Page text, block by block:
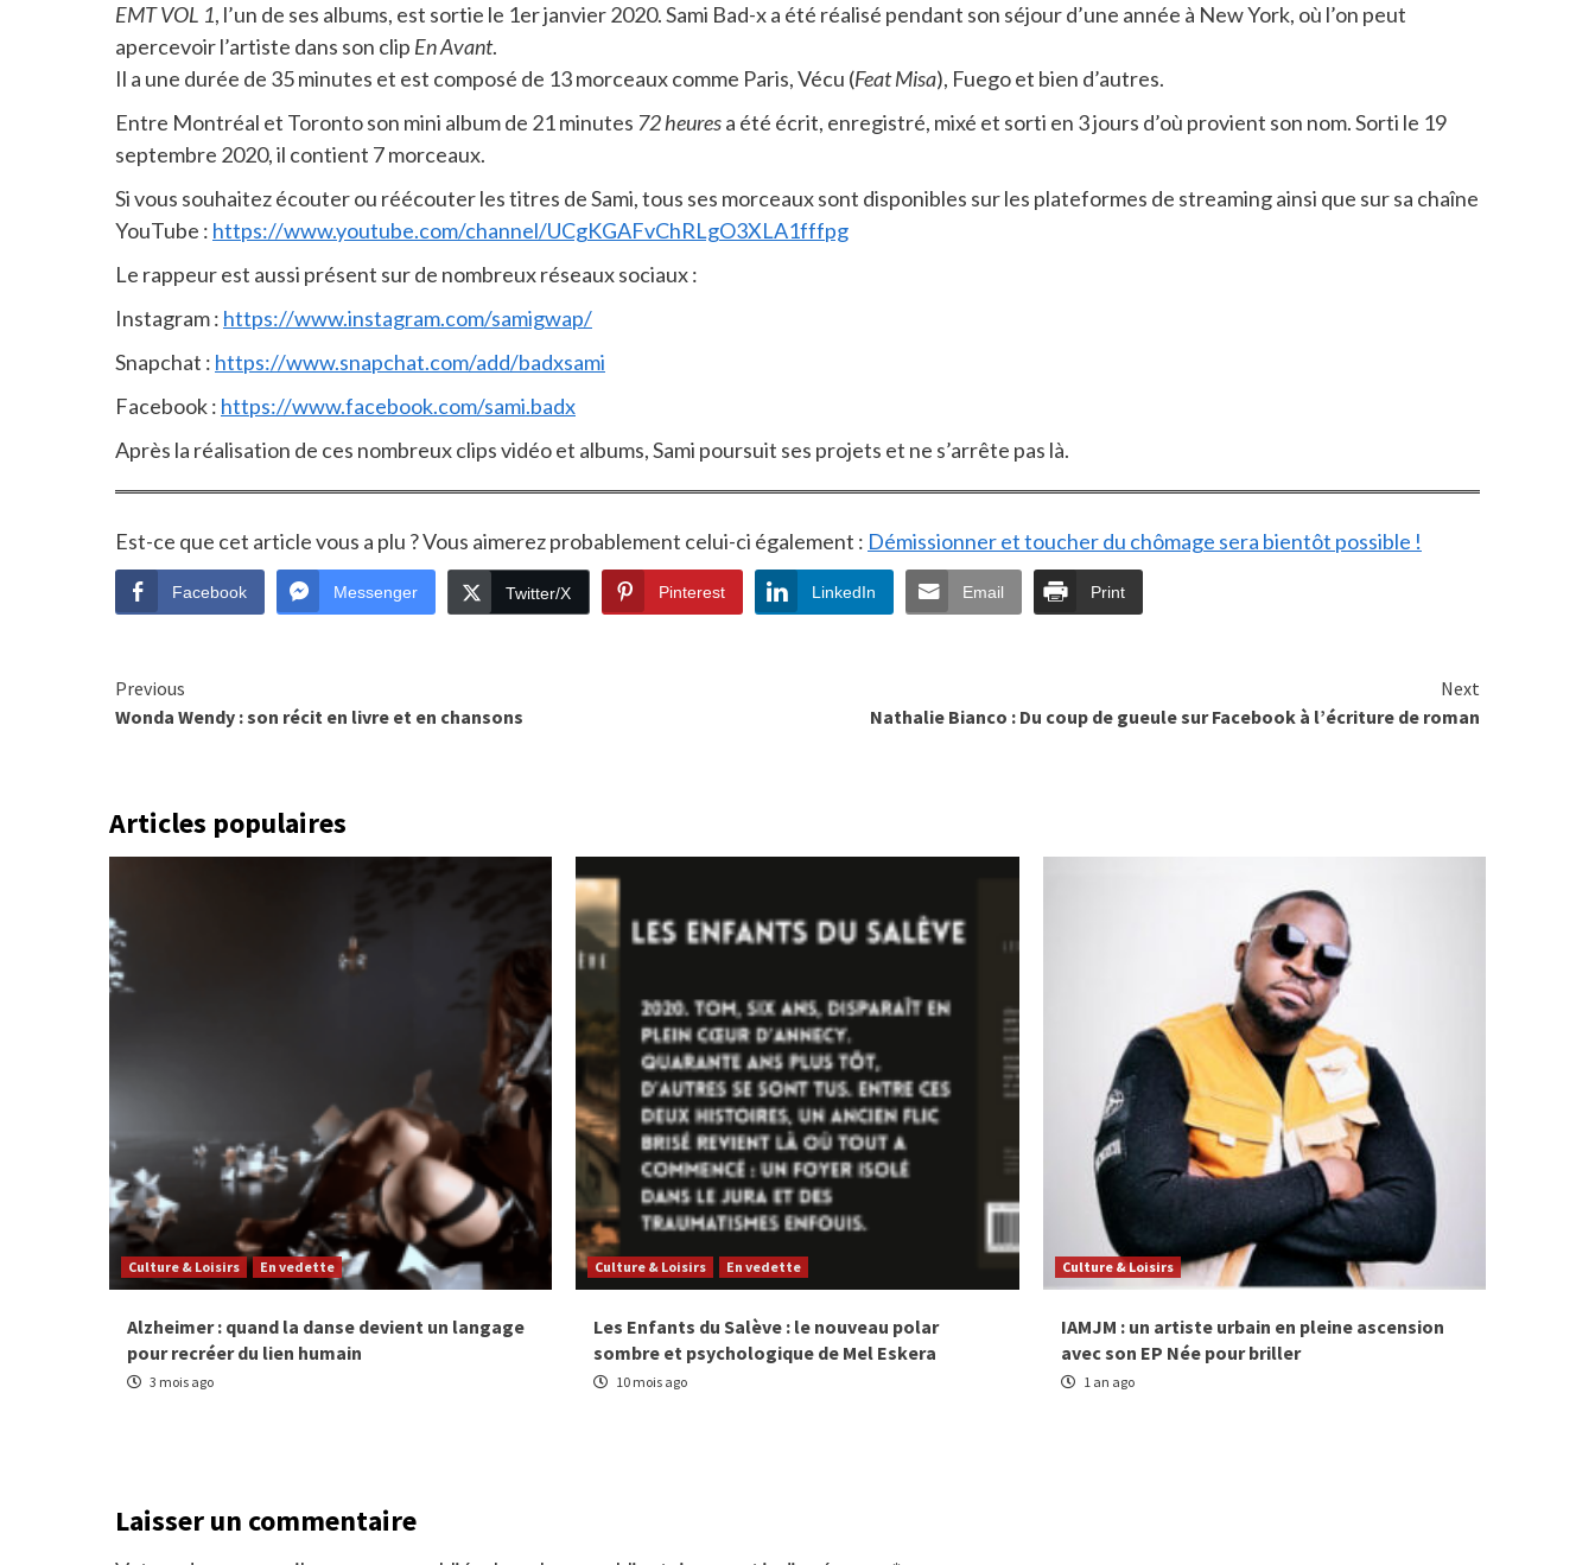
EMT VOL 1, l’un de ses albums, est sortie le 1er janvier 2020. Sami Bad-x a été réalisé pendant son séjour d’une année à New York, où l’on peut
apercevoir l’artiste dans son clip En Avant.
Il a une durée de 35 minutes et est composé de 13 morceaux comme Paris, Vécu (Feat Misa), Fuego et bien d’autres.
Entre Montréal et Toronto son mini album de 21 minutes 72 heuresa été écrit, enregistré, mixé et sorti en 3 jours d’où provient son nom. Sorti le 19
septembre 2020, il contient 7 morceaux.
Si vous souhaitez écouter ou réécouter les titres de Sami, tous ses morceaux sont disponibles sur les plateformes de streaming ainsi que sur sa chaîne
YouTube : https://www.youtube.com/channel/UCgKGAFvChRLgO3XLA1fffpg
Le rappeur est aussi présent sur de nombreux réseaux sociaux :
Instagram : https://www.instagram.com/samigwap/
Snapchat : https://www.snapchat.com/add/badxsami
Facebook : https://www.facebook.com/sami.badx
Après la réalisation de ces nombreux clips vidéo et albums, Sami poursuit ses projets et ne s’arrête pas là.
Est-ce que cet article vous a plu ? Vous aimerez probablement celui-ci également : Démissionner et toucher du chômage sera bientôt possible !
Facebook Messenger Twitter/X Pinterest LinkedIn Email Print
Continue
Reading
Previous
Wonda Wendy : son récit en livre et en chansons
Next
Nathalie Bianco : Du coup de gueule sur Facebook à l’écriture de roman
Articles populaires
Culture & Loisirs En vedette
Alzheimer : quand la danse devient un langage
pour recréer du lien humain
3 mois ago
Culture & Loisirs En vedette
Les Enfants du Salève : le nouveau polar
sombre et psychologique de Mel Eskera
10 mois ago
Culture & Loisirs
IAMJM : un artiste urbain en pleine ascension
avec son EP Née pour briller
1 an ago
Laisser un commentaire